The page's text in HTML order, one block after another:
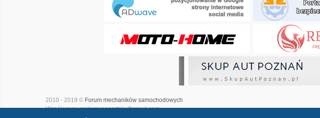
2010 - 2019 © Forum mechaników samochodowych
Współpraca: reklamanaportalu@gmail.com